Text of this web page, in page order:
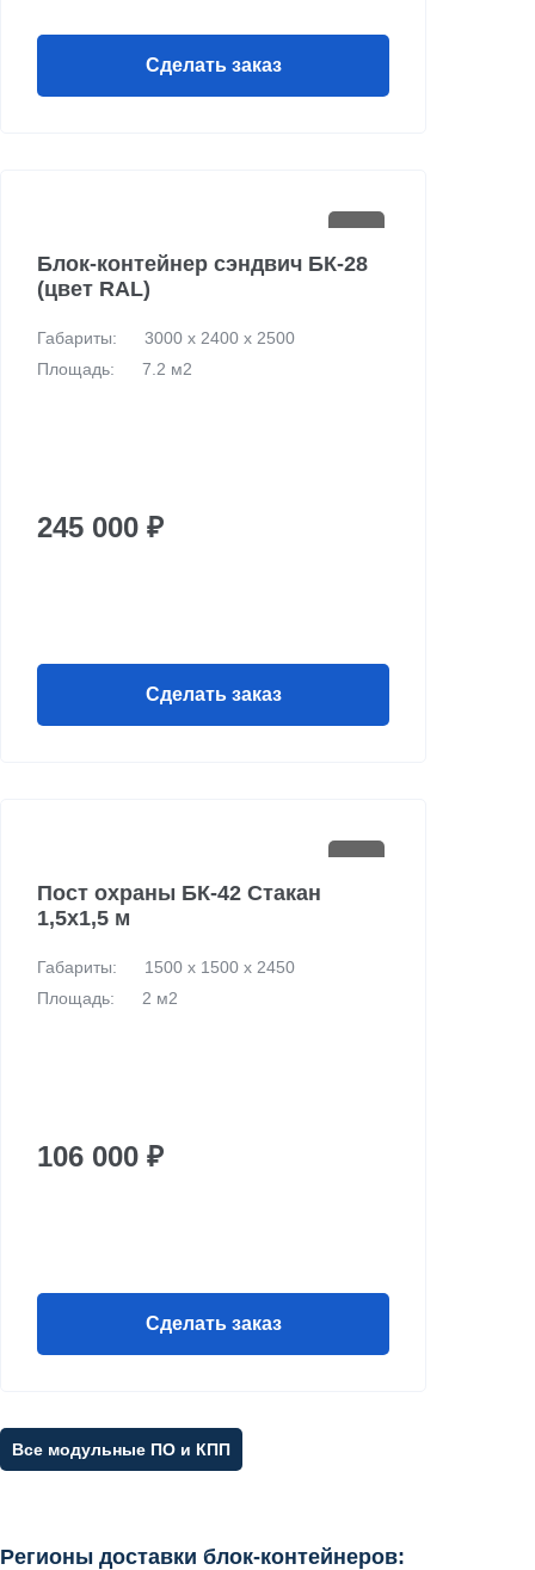
Сделать заказ
Блок-контейнер сэндвич БК-28
(цвет RAL)
Габариты:
3000 х 2400 х 2500
Площадь:
7.2 м2
245 000 ₽
Сделать заказ
Пост охраны БК-42 Стакан
1,5х1,5 м
Габариты:
1500 х 1500 х 2450
Площадь:
2 м2
106 000 ₽
Сделать заказ
Все модульные ПО и КПП
Регионы доставки блок-контейнеров: